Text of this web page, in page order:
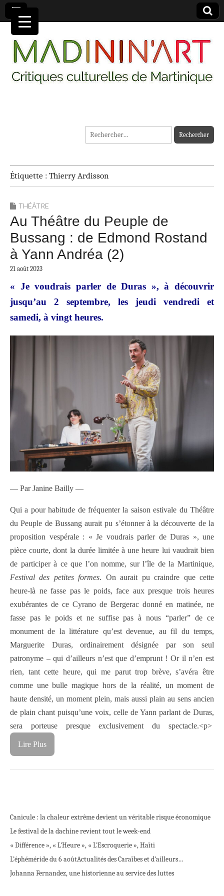
MADININ'ART
Rechercher :
Étiquette : Thierry Ardisson
THÉÂTRE
Au Théâtre du Peuple de
Bussang : de Edmond Rostand
à Yann Andréa (2)
21 août 2023
« Je voudrais parler de Duras », à découvrir
jusqu’au 2 septembre, les jeudi vendredi et
samedi, à vingt heures.
— Par Janine Bailly —
Qui a pour habitude de fréquenter la saison estivale du Théâtre
du Peuple de Bussang aurait pu s’étonner à la découverte de la
proposition vespérale : « Je voudrais parler de Duras », une
pièce courte, dont la durée limitée à une heure lui vaudrait bien
de participer à ce que l’on nomme, sur l’île de la Martinique,
Festival des petites formes. On aurait pu craindre que cette
heure-là ne fasse pas le poids, face aux presque trois heures
exubérantes de ce Cyrano de Bergerac donné en matinée, ne
fasse pas le poids et ne suffise pas à nous “parler” de ce
monument de la littérature qu’est devenue, au fil du temps,
Marguerite Duras, ordinairement désignée par son seul
patronyme – qui d’ailleurs n’est que d’emprunt ! Or il n’en est
rien, tant cette heure, qui me parut trop brève, s’avéra être
comme une bulle magique hors de la réalité, un moment de
haute densité, un moment plein, mais aussi plain au sens ancien
de plain chant puisqu’une voix, celle de Yann parlant de Duras,
sera porteuse presque exclusivement du spectacle.<p>
Lire Plus
Canicule : la chaleur extrême devient un véritable risque économique
Le festival de la dachine revient tout le week-end
« Différence », « L’Heure », « L’Escroquerie », Haïti
L’éphéméride du 6 aoûtActualités des Caraïbes et d’ailleurs…
Johanna Fernandez, une historienne au service des luttes